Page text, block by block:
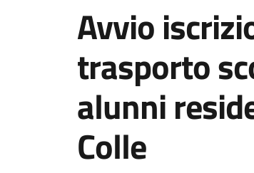
Avvio
trasporto
alunni
Colle